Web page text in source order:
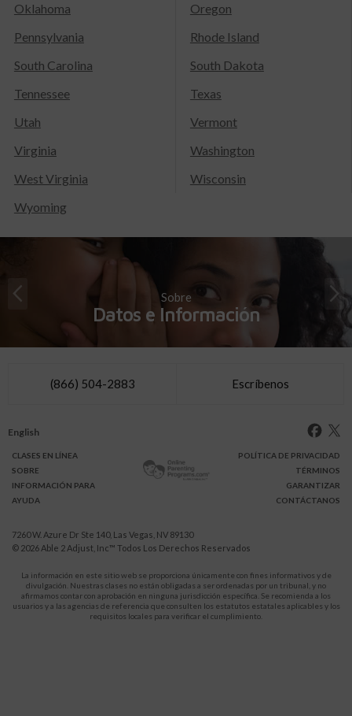
Oklahoma
Oregon
Pennsylvania
Rhode Island
South Carolina
South Dakota
Tennessee
Texas
Utah
Vermont
Virginia
Washington
West Virginia
Wisconsin
Wyoming
Sobre
Datos e Información
(866) 504-2883 Escríbenos
English
CLASES EN LÍNEA
SOBRE
INFORMACIÓN PARA
AYUDA
POLÍTICA DE PRIVACIDAD
TÉRMINOS
GARANTIZAR
CONTÁCTANOS
7260 W. Azure Dr Ste 140, Las Vegas, NV 89130
© 2026 Able 2 Adjust, Inc™ Todos Los Derechos Reservados
La información en este sitio web se proporciona únicamente con fines informativos y de
divulgación. Nuestras clases no están obligadas a ser ordenadas por un tribunal, y no
afirmamos contar con aprobación en ninguna jurisdicción específica. Se recomienda a los
usuarios y a las agencias de referencia que consulten los estatutos estatales aplicables y los
requisitos locales para verificar el cumplimiento.